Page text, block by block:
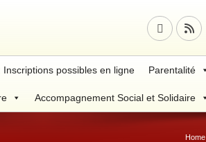
Inscriptions possibles en ligne Parentalité
Accompagnement Social et Solidaire
Home